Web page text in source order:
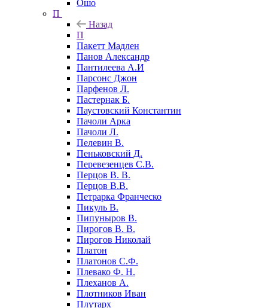
Ошо
П
Назад
П
Пакетт Мадлен
Панов Александр
Пантилеева А.И
Парсонс Джон
Парфенов Л.
Пастернак Б.
Паустовский Константин
Пачоли Арка
Пачоли Л.
Пелевин В.
Пеньковский Д.
Перевезенцев С.В.
Перцов В. В.
Перцов В.В.
Петрарка Франческо
Пикуль В.
Пипуныров В.
Пирогов В. В.
Пирогов Николай
Платон
Платонов С.Ф.
Плевако Ф. Н.
Плеханов А.
Плотников Иван
Плутарх